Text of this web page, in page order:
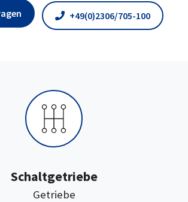
+49(0)2306/705-100
Getriebe:
Schaltgetriebe